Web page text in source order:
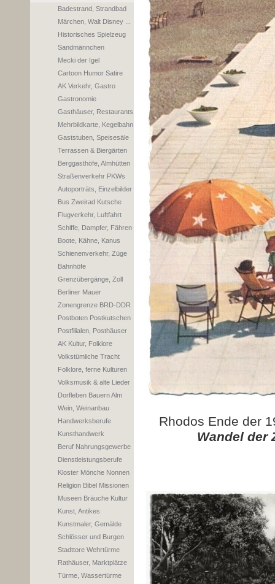
Badestrand, Strandbad
Märchen, Walt Disney ...
Historisches Spielzeug
Sandmännchen
Mecki der Igel
Cartoon Humor Satire
AK Verkehr, Gastro
Gastronomie
Gasthäuser, Restaurants
Mehrbildkarte, Kegelbahn
Gaststuben, Speisesäle
Terrassen & Biergärten
Berggasthöfe, Almhütten
Straßenverkehr PKWs
Autoporträts, Einzelbilder
Bus Zweirad Kutsche
Flugverkehr, Luftfahrt
Schiffe, Dampfer, Fähren
Boote, Kähne, Kanus
Schienenverkehr, Züge
Bahnhöfe
Grenzübergänge, Zoll
Berliner Mauer
Zonengrenze BRD-DDR
Postboten Postkutschen
Postfilialen, Posthäuser
AK Kultur, Folklore
Volkstümliche Tracht
Folklore, ferne Kulturen
Volksmusik & alte Lieder
Dorfleben Bauern Alm
Wein, Weinanbau
Handwerksberufe
Kunsthandwerk
Beruf Nahrungsgewerbe
Dienstleistungsberufe
Kloster Mönche Nonnen
Religion Bibel Missionen
Museen Bräuche Kultur
Kunst, Antikes
Kunstmaler, Gemälde
Schlösser und Burgen
Stadttore Wehrtürme
Rathäuser, Marktplätze
Türme, Wassertürme
Rhodos Ende der
Wandel der